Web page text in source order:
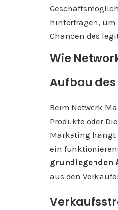
hinterfragen, um
Chancen des
Wie
Aufbau des
Beim Network
Produkte oder
Marketing hängt
ein
grundlegenden
aus den